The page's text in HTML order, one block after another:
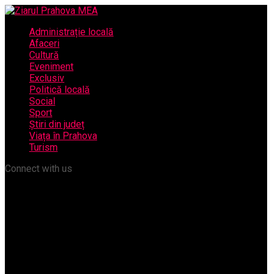
Administrație locală
Afaceri
Cultură
Eveniment
Exclusiv
Politică locală
Social
Sport
Știri din județ
Viața în Prahova
Turism
Connect with us